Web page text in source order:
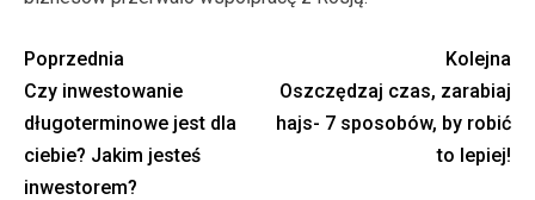
Poprzednia
Czy inwestowanie
długoterminowe jest dla
ciebie? Jakim jesteś
inwestorem?
Kolejna
Oszczędzaj czas, zarabiaj
hajs- 7 sposobów, by robić
to lepiej!